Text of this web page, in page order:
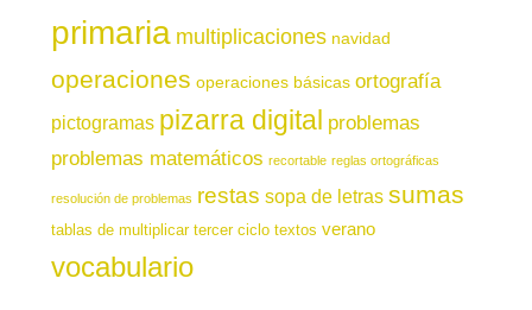
primaria multiplicaciones navidad
operaciones operaciones básicas ortografía
pictogramas pizarra digital problemas
problemas matemáticos recortable reglas ortográficas
resolución de problemas restas sopa de letras sumas
tablas de multiplicar tercer ciclo textos verano
vocabulario